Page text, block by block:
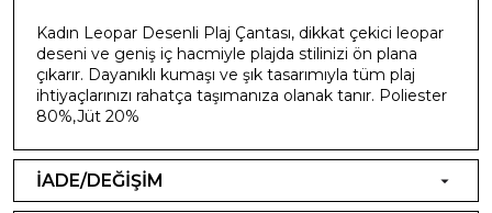
Kadın Leopar Desenli Plaj Çantası, dikkat çekici leopar
deseni ve geniş iç hacmiyle plajda stilinizi ön plana
çıkarır. Dayanıklı kumaşı ve şık tasarımıyla tüm plaj
ihtiyaçlarınızı rahatça taşımanıza olanak tanır. Poliester
80%,Jüt 20%
İADE/DEĞİŞİM